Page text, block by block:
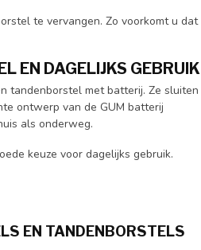
te vervangen. Zo voorkomt u dat
EN DAGELIJKS GEBRUIK
tandenborstel met batterij. Ze sluiten
ontwerp van de GUM batterij
als onderweg.
keuze voor dagelijks gebruik.
EN TANDENBORSTELS